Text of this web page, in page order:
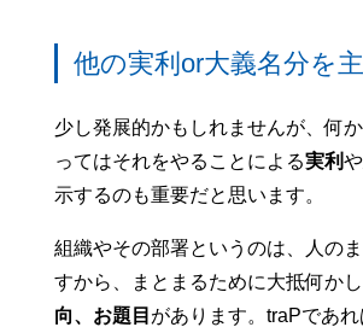
他の実利or大義名分を
少し発展的かもしれませんが、何
ってはそれをやることによる実利や
示するのも重要だと思います。
組織やその部署というのは、人の
すから、まとまるために大抵何か
向、お題目 があります。traPであ